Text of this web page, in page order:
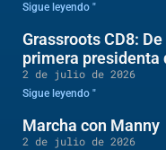
Sigue leyendo "
Grassroots CD8:
primera presidenta
2 de julio de 2026
Sigue leyendo "
Marcha con Manny
2 de julio de 2026